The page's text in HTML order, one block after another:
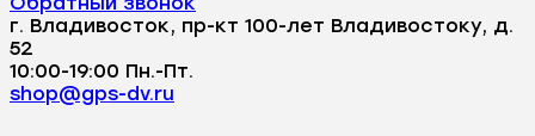
г. Владивосток, пр-кт 100-лет Владивостоку, д.
52
10:00-19:00 Пн.-Пт.
shop@gps-dv.ru